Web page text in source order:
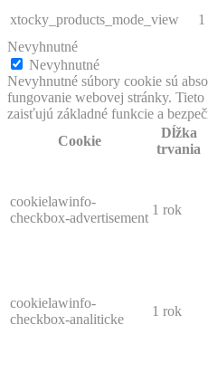
xtocky_products_mode_view
Nevyhnutné
Nevyhnutné
Nevyhnutné súbory cookie sú
fungovanie webovej stránky.
zaisťujú základné funkcie a
Cookie
Dĺžka
trvania
cookielawinfo-
checkbox-advertisement
1 rok
cookielawinfo-
checkbox-analiticke
1 rok